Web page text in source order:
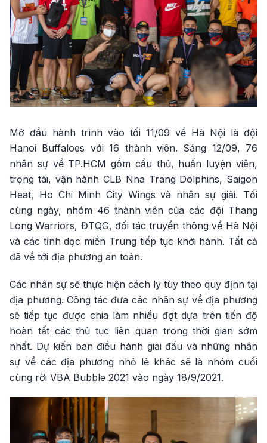
Mở đầu hành trình vào tối 11/09 về Hà Nội là đội
Hanoi Buffaloes với 16 thành viên. Sáng 12/09, 76
nhân sự về TP.HCM gồm cầu thủ, huấn luyện viên,
trọng tài, vận hành CLB Nha Trang Dolphins, Saigon
Heat, Ho Chi Minh City Wings và nhân sự giải. Tối
cùng ngày, nhóm 46 thành viên của các đội Thang
Long Warriors, ĐTQG, đối tác truyền thông về Hà Nội
và các tỉnh dọc miền Trung tiếp tục khởi hành. Tất cả
đã về tới địa phương an toàn.
Các nhân sự sẽ thực hiện cách ly tùy theo quy định tại
địa phương. Công tác đưa các nhân sự về địa phương
sẽ tiếp tục được chia làm nhiều đợt dựa trên tiến độ
hoàn tất các thủ tục liên quan trong thời gian sớm
nhất. Dự kiến ban điều hành giải đấu và những nhân
sự về các địa phương nhỏ lẻ khác sẽ là nhóm cuối
cùng rời VBA Bubble 2021 vào ngày 18/9/2021.